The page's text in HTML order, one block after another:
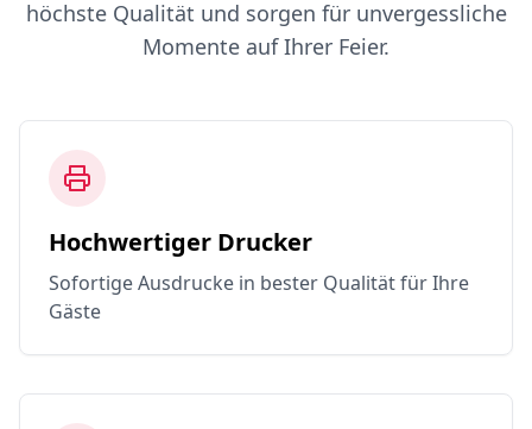
höchste Qualität und sorgen für unvergessliche
Momente auf Ihrer Feier.
Hochwertiger Drucker
Sofortige Ausdrucke in bester Qualität für Ihre
Gäste